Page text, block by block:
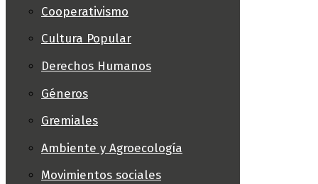
Cooperativismo
Cultura Popular
Derechos Humanos
Géneros
Gremiales
Ambiente y Agroecología
Movimientos sociales